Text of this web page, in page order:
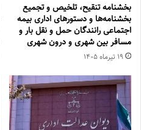
بخشنامه تنقیح، تلخیص و تجمیع
بخشنامه‌‌ها و دستورهای اداری بیمه
اجتماعی رانندگان حمل و نقل بار و
مسافر بین شهری و درون شهری
۱۹ تیر‌ماه ۱۴۰۵